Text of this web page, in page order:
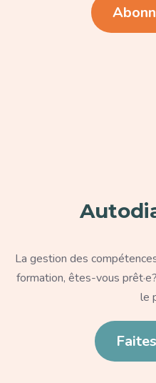
La gestion des
formation, êtes-vous
le